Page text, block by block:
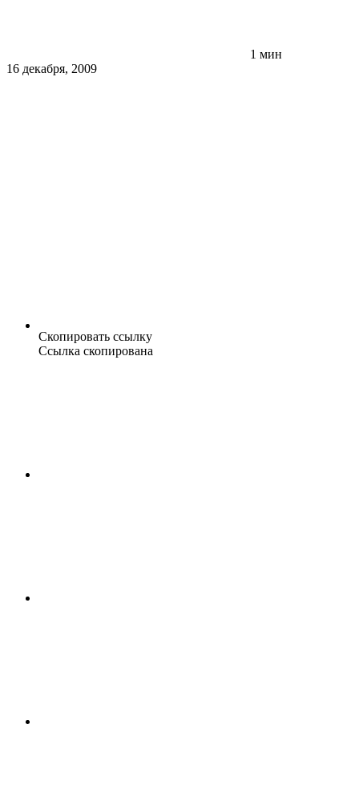
1 мин
16 декабря, 2009
Скопировать ссылку
Ссылка скопирована